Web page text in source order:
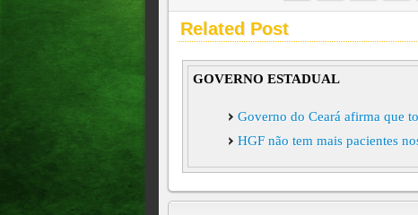
Related Post
GOVERNO ESTADUAL
Governo do Ceará afirma que
HGF não tem mais pacientes